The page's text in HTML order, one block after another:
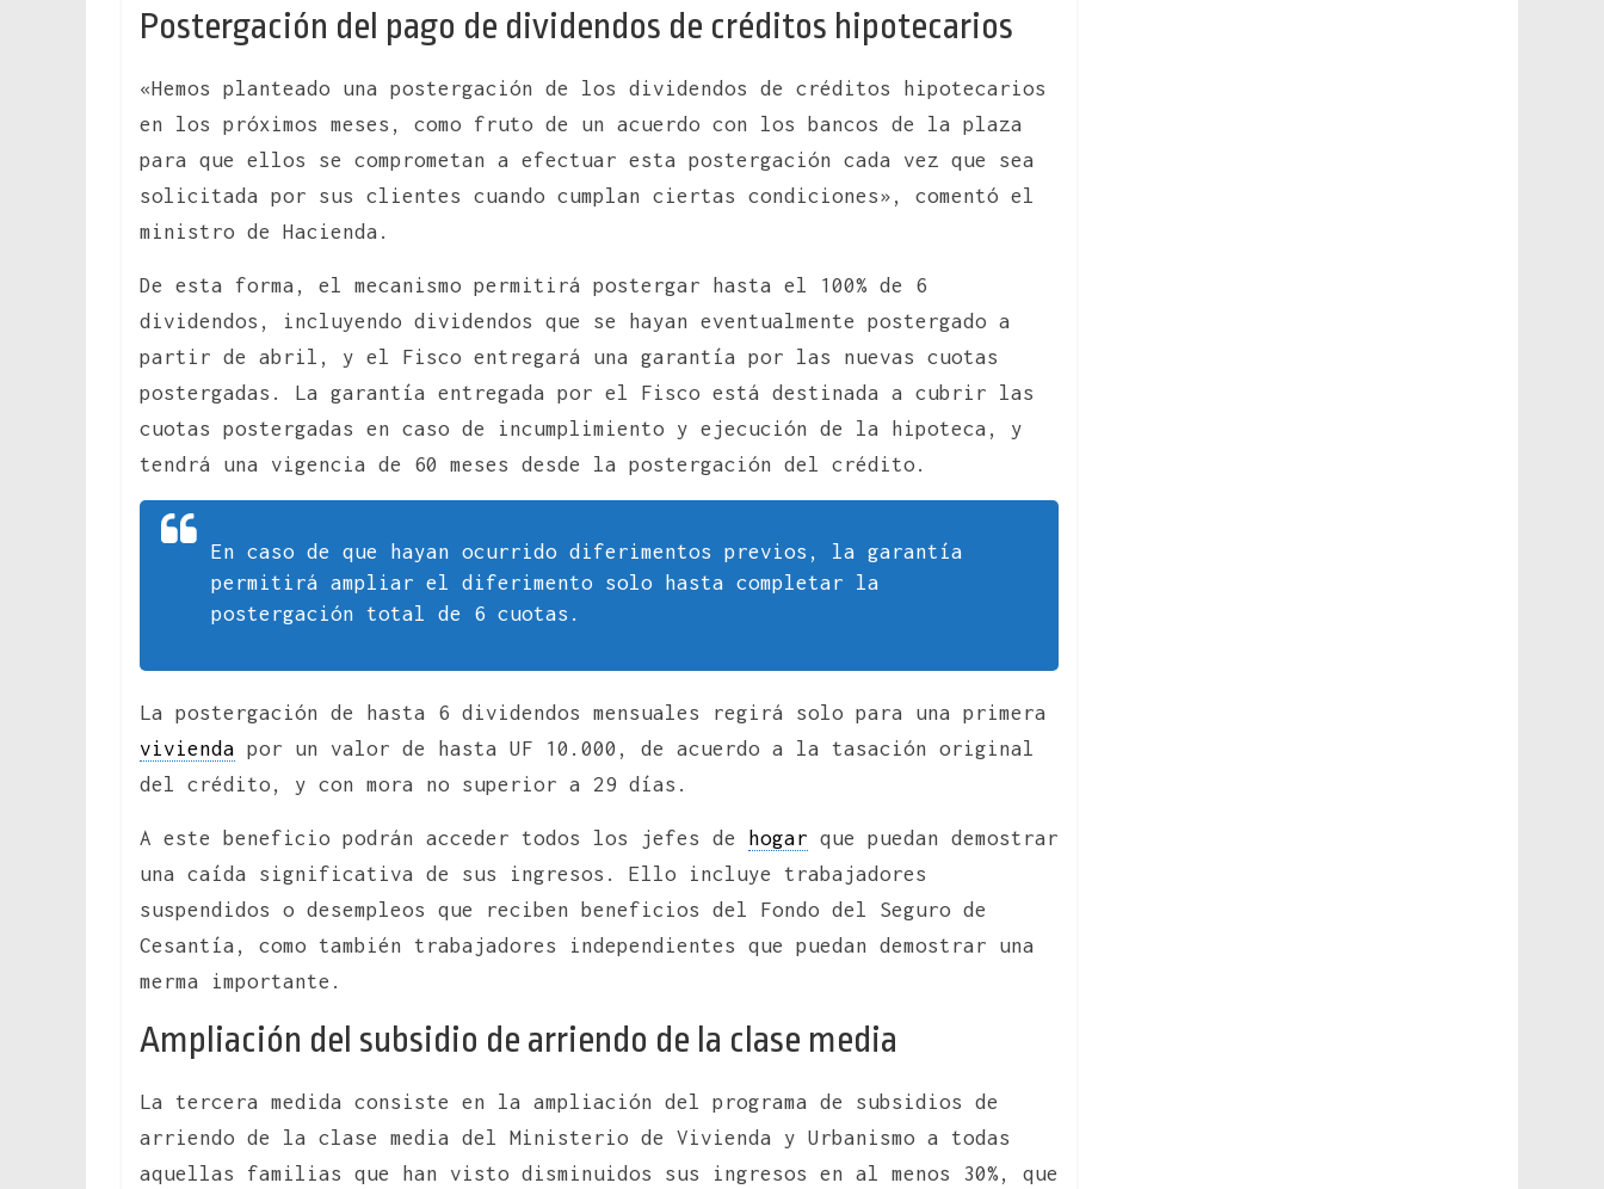
Postergación del pago de dividendos de créditos hipotecarios
«Hemos planteado una postergación de los dividendos de créditos hipotecarios
en los próximos meses, como fruto de un acuerdo con los bancos de la plaza
para que ellos se comprometan a efectuar esta postergación cada vez que sea
solicitada por sus clientes cuando cumplan ciertas condiciones», comentó el
ministro de Hacienda.
De esta forma, el mecanismo permitirá postergar hasta el 100% de 6
dividendos, incluyendo dividendos que se hayan eventualmente postergado a
partir de abril, y el Fisco entregará una garantía por las nuevas cuotas
postergadas. La garantía entregada por el Fisco está destinada a cubrir las
cuotas postergadas en caso de incumplimiento y ejecución de la hipoteca, y
tendrá una vigencia de 60 meses desde la postergación del crédito.
En caso de que hayan ocurrido diferimentos previos, la garantía
permitirá ampliar el diferimento solo hasta completar la
postergación total de 6 cuotas.
La postergación de hasta 6 dividendos mensuales regirá solo para una primera
vivienda por un valor de hasta UF 10.000, de acuerdo a la tasación original
del crédito, y con mora no superior a 29 días.
A este beneficio podrán acceder todos los jefes de hogar que puedan demostrar
una caída significativa de sus ingresos. Ello incluye trabajadores
suspendidos o desempleos que reciben beneficios del Fondo del Seguro de
Cesantía, como también trabajadores independientes que puedan demostrar una
merma importante.
Ampliación del subsidio de arriendo de la clase media
La tercera medida consiste en la ampliación del programa de subsidios de
arriendo de la clase media del Ministerio de Vivienda y Urbanismo a todas
aquellas familias que han visto disminuidos sus ingresos en al menos 30%, que